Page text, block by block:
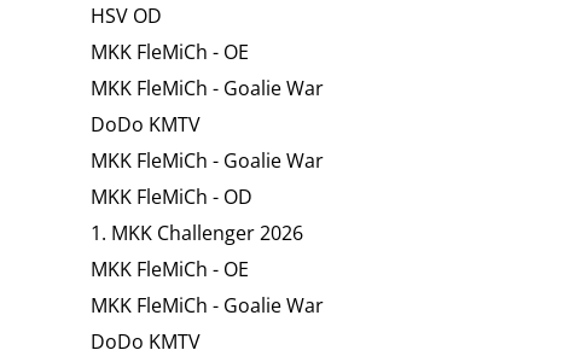
HSV OD
MKK FleMiCh - OE
MKK FleMiCh - Goalie War
DoDo KMTV
MKK FleMiCh - Goalie War
MKK FleMiCh - OD
1. MKK Challenger 2026
MKK FleMiCh - OE
MKK FleMiCh - Goalie War
DoDo KMTV